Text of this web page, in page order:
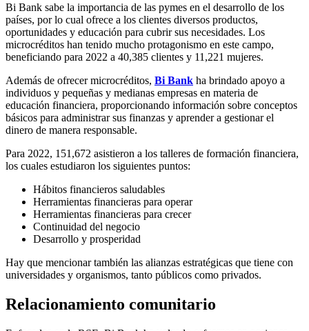
Bi Bank sabe la importancia de las pymes en el desarrollo de los
países, por lo cual ofrece a los clientes diversos productos,
oportunidades y educación para cubrir sus necesidades. Los
microcréditos han tenido mucho protagonismo en este campo,
beneficiando para 2022 a 40,385 clientes y 11,221 mujeres.
Además de ofrecer microcréditos, Bi Bank ha brindado apoyo a
individuos y pequeñas y medianas empresas en materia de
educación financiera, proporcionando información sobre conceptos
básicos para administrar sus finanzas y aprender a gestionar el
dinero de manera responsable.
Para 2022, 151,672 asistieron a los talleres de formación financiera,
los cuales estudiaron los siguientes puntos:
Hábitos financieros saludables
Herramientas financieras para operar
Herramientas financieras para crecer
Continuidad del negocio
Desarrollo y prosperidad
Hay que mencionar también las alianzas estratégicas que tiene con
universidades y organismos, tanto públicos como privados.
Relacionamiento comunitario